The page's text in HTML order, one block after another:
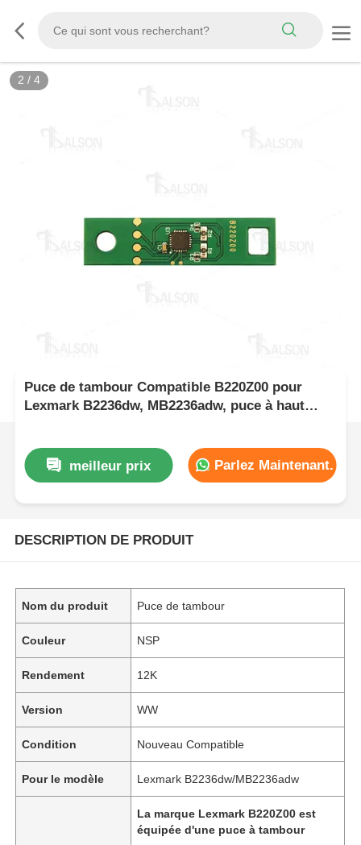
2 / 4
Puce de tambour Compatible B220Z00 pour
Lexmark B2236dw, MB2236adw, puce à haut
meilleur prix Parlez Maintenant.
DESCRIPTION DE PRODUIT
Nom du produit Puce de tambour
Couleur NSP
Rendement 12K
Version WW
Condition Nouveau Compatible
Pour le modèle Lexmark B2236dw/MB2236adw
La marque Lexmark B220Z00 est
équipée d'une puce à tambour